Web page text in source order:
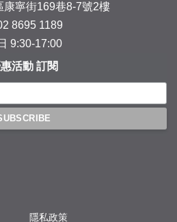
康寧街169巷8-7號2樓
8695 1189
9:30-17:00
活動 訂閱
隱私政策